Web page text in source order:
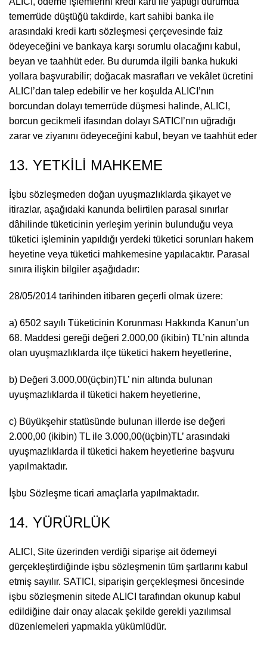
temerrüde düştüğü takdirde, kart sahibi banka ile
arasındaki kredi kartı sözleşmesi çerçevesinde faiz
ödeyeceğini ve bankaya karşı sorumlu olacağını kabul,
beyan ve taahhüt eder. Bu durumda ilgili banka hukuki
yollara başvurabilir; doğacak masrafları ve vekâlet ücretini
ALICI’dan talep edebilir ve her koşulda ALICI’nın
borcundan dolayı temerrüde düşmesi halinde, ALICI,
borcun gecikmeli ifasından dolayı SATICI’nın uğradığı
zarar ve ziyanını ödeyeceğini kabul, beyan ve taahhüt eder
13. YETKİLİ MAHKEME
İşbu sözleşmeden doğan uyuşmazlıklarda şikayet ve
itirazlar, aşağıdaki kanunda belirtilen parasal sınırlar
dâhilinde tüketicinin yerleşim yerinin bulunduğu veya
tüketici işleminin yapıldığı yerdeki tüketici sorunları hakem
heyetine veya tüketici mahkemesine yapılacaktır. Parasal
sınıra ilişkin bilgiler aşağıdadır:
28/05/2014 tarihinden itibaren geçerli olmak üzere:
a) 6502 sayılı Tüketicinin Korunması Hakkında Kanun’un
68. Maddesi gereği değeri 2.000,00 (ikibin) TL’nin altında
olan uyuşmazlıklarda ilçe tüketici hakem heyetlerine,
b) Değeri 3.000,00(üçbin)TL’ nin altında bulunan
uyuşmazlıklarda il tüketici hakem heyetlerine,
c) Büyükşehir statüsünde bulunan illerde ise değeri
2.000,00 (ikibin) TL ile 3.000,00(üçbin)TL’ arasındaki
uyuşmazlıklarda il tüketici hakem heyetlerine başvuru
yapılmaktadır.
İşbu Sözleşme ticari amaçlarla yapılmaktadır.
14. YÜRÜRLÜK
ALICI, Site üzerinden verdiği siparişe ait ödemeyi
gerçekleştirdiğinde işbu sözleşmenin tüm şartlarını kabul
etmiş sayılır. SATICI, siparişin gerçekleşmesi öncesinde
işbu sözleşmenin sitede ALICI tarafından okunup kabul
edildiğine dair onay alacak şekilde gerekli yazılımsal
düzenlemeleri yapmakla yükümlüdür.